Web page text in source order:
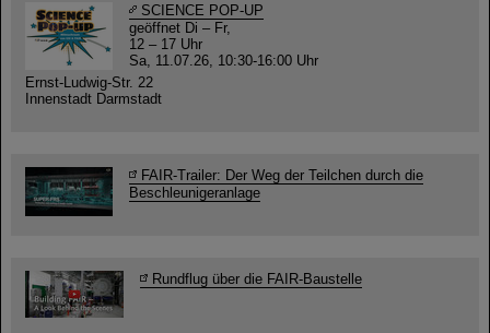
SCIENCE POP-UP
geöffnet Di – Fr,
12 – 17 Uhr
Sa, 11.07.26, 10:30-16:00 Uhr
Ernst-Ludwig-Str. 22
Innenstadt Darmstadt
FAIR-Trailer: Der Weg der Teilchen durch die
Beschleunigeranlage
Rundflug über die FAIR-Baustelle